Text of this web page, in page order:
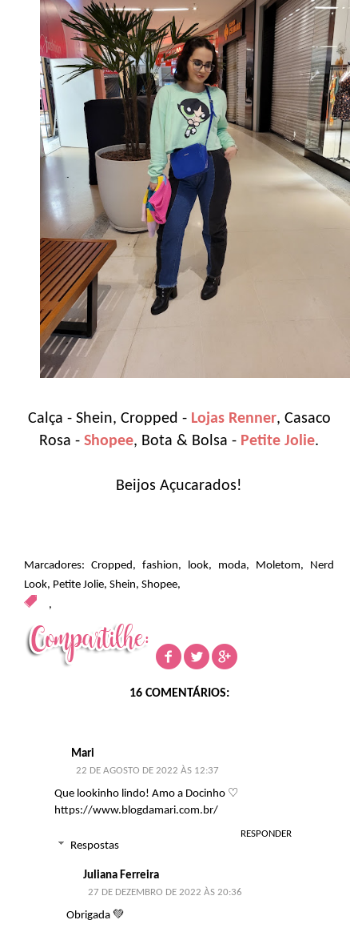
Calça - Shein, Cropped - Lojas Renner, Casaco
Rosa - Shopee, Bota & Bolsa - Petite Jolie.
Beijos Açucarados!
Marcadores: Cropped , fashion, look, moda, Moletom, Nerd
Look, Petite Jolie, Shein, Shopee,
,
16 COMENTÁRIOS:
Mari
22 DE AGOSTO DE 2022 ÀS 12:37
Que lookinho lindo! Amo a Docinho ♡
https://www.blogdamari.com.br/
RESPONDER
Respostas
Juliana Ferreira
27 DE DEZEMBRO DE 2022 ÀS 20:36
Obrigada 💚